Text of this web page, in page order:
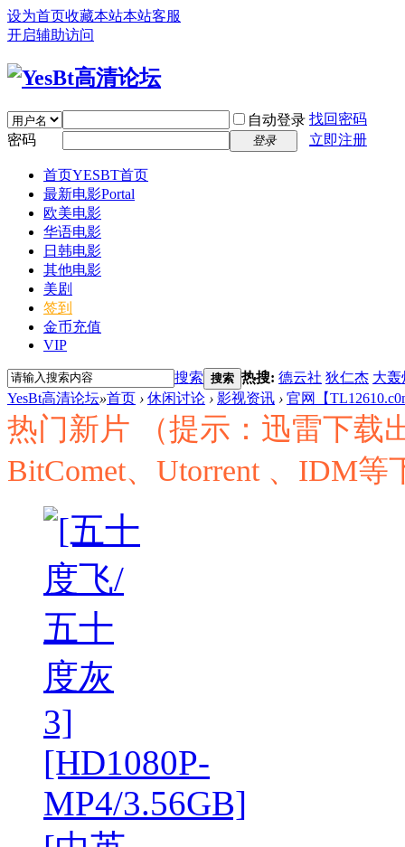
设为首页收藏本站本站客服
开启辅助访问
自动登录 找回密码
密码
登录 立即注册
首页YESBT首页
最新电影Portal
欧美电影
华语电影
日韩电影
其他电影
美剧
签到
金币充值
VIP
搜索 搜索 热搜: 德云社 狄仁杰 大轰
YesBt高清论坛»首页 › 休闲讨论 › 影视资讯 › 官网【
热门新片 （提示：迅雷下载
BitComet、Utorrent 、IDM等